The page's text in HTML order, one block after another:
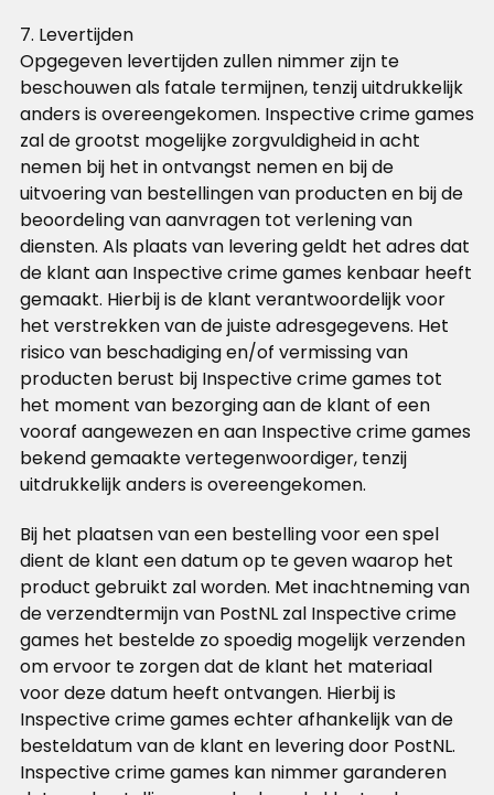
7. Levertijden
Opgegeven levertijden zullen nimmer zijn te
beschouwen als fatale termijnen, tenzij uitdrukkelijk
anders is overeengekomen. Inspective crime games
zal de grootst mogelijke zorgvuldigheid in acht
nemen bij het in ontvangst nemen en bij de
uitvoering van bestellingen van producten en bij de
beoordeling van aanvragen tot verlening van
diensten. Als plaats van levering geldt het adres dat
de klant aan Inspective crime games kenbaar heeft
gemaakt. Hierbij is de klant verantwoordelijk voor
het verstrekken van de juiste adresgegevens. Het
risico van beschadiging en/of vermissing van
producten berust bij Inspective crime games tot
het moment van bezorging aan de klant of een
vooraf aangewezen en aan Inspective crime games
bekend gemaakte vertegenwoordiger, tenzij
uitdrukkelijk anders is overeengekomen.
Bij het plaatsen van een bestelling voor een spel
dient de klant een datum op te geven waarop het
product gebruikt zal worden. Met inachtneming van
de verzendtermijn van PostNL zal Inspective crime
games het bestelde zo spoedig mogelijk verzenden
om ervoor te zorgen dat de klant het materiaal
voor deze datum heeft ontvangen. Hierbij is
Inspective crime games echter afhankelijk van de
besteldatum van de klant en levering door PostNL.
Inspective crime games kan nimmer garanderen